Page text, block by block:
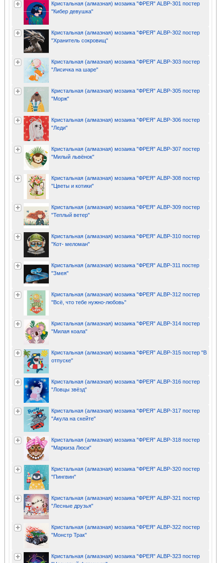
Кристальная (алмазная) мозаика "ФРЕЯ" ALBP-301 постер
"Кибер девушка"
Кристальная (алмазная) мозаика "ФРЕЯ" ALBP-302 постер
"Хранитель сокровищ"
Кристальная (алмазная) мозаика "ФРЕЯ" ALBP-303 постер
"Лисичка на шаре"
Кристальная (алмазная) мозаика "ФРЕЯ" ALBP-305 постер
"Морж"
Кристальная (алмазная) мозаика "ФРЕЯ" ALBP-306 постер
"Леди"
Кристальная (алмазная) мозаика "ФРЕЯ" ALBP-307 постер
"Милый львёнок"
Кристальная (алмазная) мозаика "ФРЕЯ" ALBP-308 постер
"Цветы и котики"
Кристальная (алмазная) мозаика "ФРЕЯ" ALBP-309 постер
"Теплый ветер"
Кристальная (алмазная) мозаика "ФРЕЯ" ALBP-310 постер
"Кот- меломан"
Кристальная (алмазная) мозаика "ФРЕЯ" ALBP-311 постер
"Змея"
Кристальная (алмазная) мозаика "ФРЕЯ" ALBP-312 постер
"Всё, что тебе нужно-любовь"
Кристальная (алмазная) мозаика "ФРЕЯ" ALBP-314 постер
"Милая коала"
Кристальная (алмазная) мозаика "ФРЕЯ" ALBP-315 постер "В
отпуске"
Кристальная (алмазная) мозаика "ФРЕЯ" ALBP-316 постер
"Ловцы звёзд"
Кристальная (алмазная) мозаика "ФРЕЯ" ALBP-317 постер
"Акула на скейте"
Кристальная (алмазная) мозаика "ФРЕЯ" ALBP-318 постер
"Маркиза Люси"
Кристальная (алмазная) мозаика "ФРЕЯ" ALBP-320 постер
"Пингвин"
Кристальная (алмазная) мозаика "ФРЕЯ" ALBP-321 постер
"Лесные друзья"
Кристальная (алмазная) мозаика "ФРЕЯ" ALBP-322 постер
"Монстр Трак"
Кристальная (алмазная) мозаика "ФРЕЯ" ALBP-323 постер